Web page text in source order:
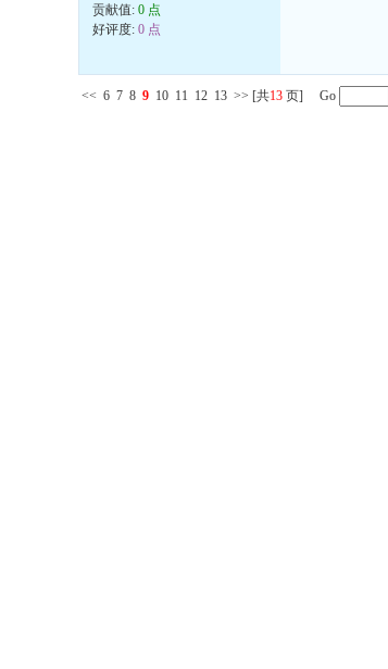
贡献值: 0 点
好评度: 0 点
<< 6 7 8 9 10 11 12 13 >> [共13 页] Go